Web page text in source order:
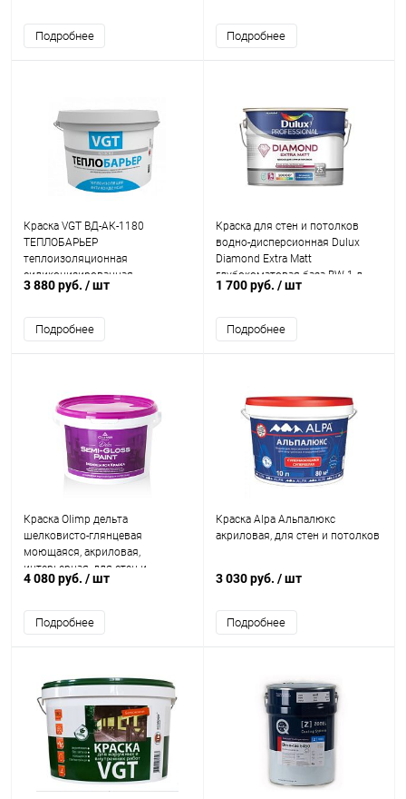
Подробнее Подробнее
Краска VGT ВД-АК-1180
ТЕПЛОБАРЬЕР
теплоизоляционная
силиконизированная
3 880 руб. / шт
Подробнее
Краска для стен и потолков
водно-дисперсионная Dulux
Diamond Extra Matt
глубокоматовая база BW 1 л.
1 700 руб. / шт
Подробнее
Краска Olimp дельта
шелковисто-глянцевая
моющаяся, акриловая,
интерьерная, для стен и
потолков
4 080 руб. / шт
Подробнее
Краска Alpa Альпалюкс
акриловая, для стен и потолков
3 030 руб. / шт
Подробнее